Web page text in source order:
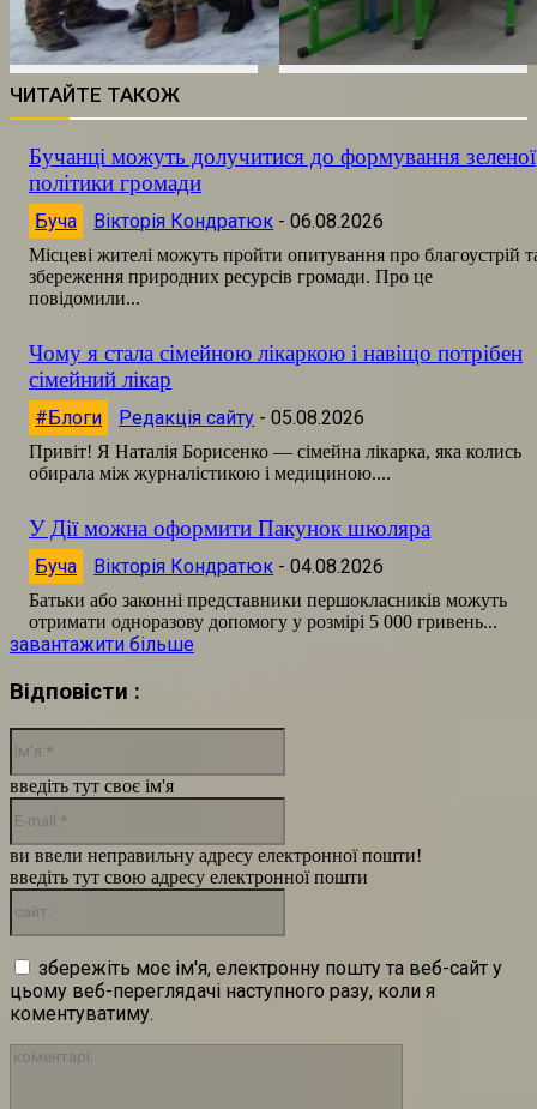
ЧИТАЙТЕ ТАКОЖ
Бучанці можуть долучитися до формування зеленої
політики громади
Буча Вікторія Кондратюк - 06.08.2026
Місцеві жителі можуть пройти опитування про благоустрій
збереження природних ресурсів громади. Про це
повідомили...
Чому я стала сімейною лікаркою і навіщо потрібен
сімейний лікар
#Блоги Редакція сайту - 05.08.2026
Привіт! Я Наталія Борисенко — сімейна лікарка, яка колись
обирала між журналістикою і медициною....
У Дії можна оформити Пакунок школяра
Буча Вікторія Кондратюк - 04.08.2026
Батьки або законні представники першокласників можуть
отримати одноразову допомогу у розмірі 5 000 гривень...
завантажити більше
Відповісти :
введіть тут своє ім'я
ви ввели неправильну адресу електронної пошти!
введіть тут свою адресу електронної пошти
збережіть моє ім'я, електронну пошту та веб-сайт у
цьому веб-переглядачі наступного разу, коли я
коментуватиму.